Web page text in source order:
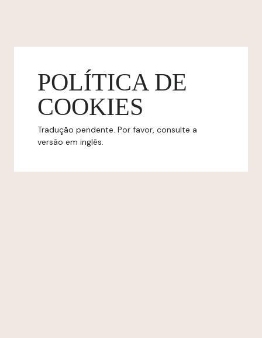
POLÍTICA DE
COOKIES
Tradução pendente. Por favor, consulte a
versão em inglês.